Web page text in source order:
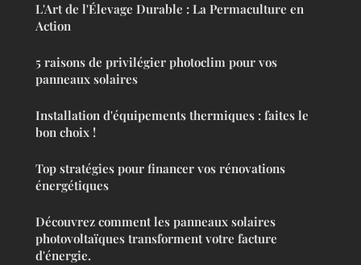
L'Art de l'Élevage Durable : La Permaculture en
Action
5 raisons de privilégier photoclim pour vos
panneaux solaires
Installation d'équipements thermiques : faites le
bon choix !
Top stratégies pour financer vos rénovations
énergétiques
Découvrez comment les panneaux solaires
photovoltaïques transforment votre facture
d'énergie.